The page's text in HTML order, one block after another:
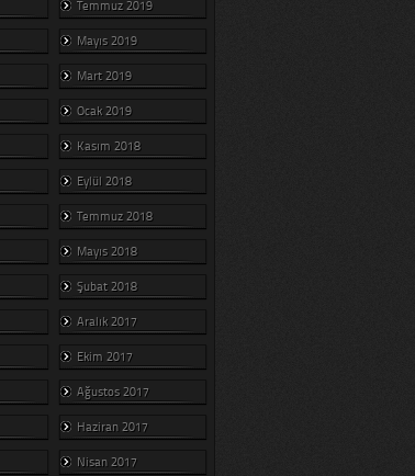
Temmuz 2019
Mayıs 2019
Mart 2019
Ocak 2019
Kasım 2018
Eylül 2018
Temmuz 2018
Mayıs 2018
Şubat 2018
Aralık 2017
Ekim 2017
Ağustos 2017
Haziran 2017
Nisan 2017